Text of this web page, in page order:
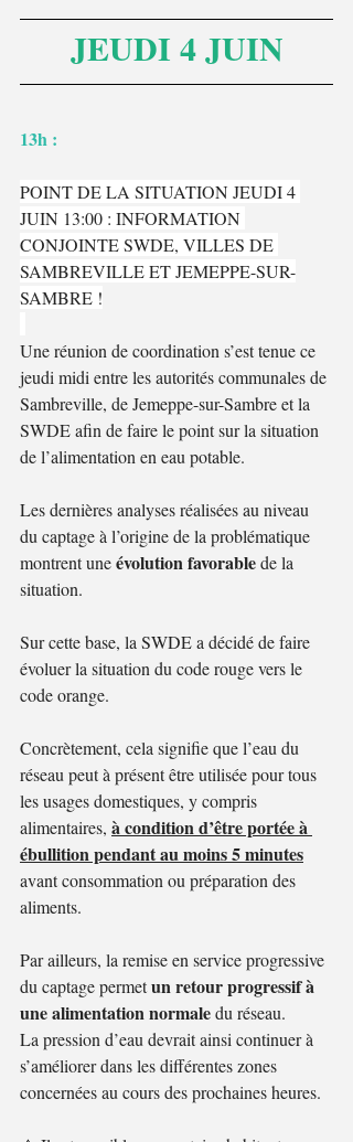
JEUDI 4 JUIN
13h :
POINT DE LA SITUATION JEUDI 4
JUIN 13:00 : INFORMATION
CONJOINTE SWDE, VILLES DE
SAMBREVILLE ET JEMEPPE-SUR-
SAMBRE !
Une réunion de coordination s’est tenue ce
jeudi midi entre les autorités communales de
Sambreville, de Jemeppe-sur-Sambre et la
SWDE afin de faire le point sur la situation
de l’alimentation en eau potable.
Les dernières analyses réalisées au niveau
du captage à l’origine de la problématique
montrent une évolution favorable de la
situation.
Sur cette base, la SWDE a décidé de faire
évoluer la situation du code rouge vers le
code orange.
Concrètement, cela signifie que l’eau du
réseau peut à présent être utilisée pour tous
les usages domestiques, y compris
alimentaires, à condition d’être portée à
ébullition pendant au moins 5 minutes
avant consommation ou préparation des
aliments.
Par ailleurs, la remise en service progressive
du captage permet un retour progressif à
une alimentation normale du réseau.
La pression d’eau devrait ainsi continuer à
s’améliorer dans les différentes zones
concernées au cours des prochaines heures.